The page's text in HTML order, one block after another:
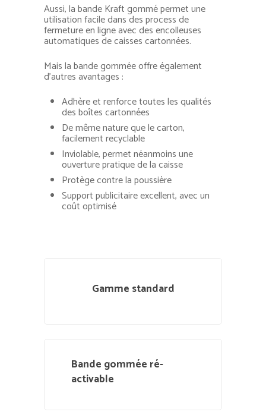
Aussi, la bande Kraft gommé permet une
utilisation facile dans des process de
fermeture en ligne avec des encolleuses
automatiques de caisses cartonnées.
Mais la bande gommée offre également
d’autres avantages :
Adhère et renforce toutes les qualités
des boîtes cartonnées
De même nature que le carton,
facilement recyclable
Inviolable, permet néanmoins une
ouverture pratique de la caisse
Protège contre la poussière
Support publicitaire excellent, avec un
coût optimisé
Gamme standard
Bande gommée ré-
activable